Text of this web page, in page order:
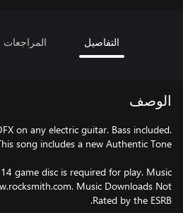
التفاصيل المراجعات
الوصف
on any electric guitar. Bass included.
game disc is required for play. Music
Music Downloads Not
Rated by the ESRB.